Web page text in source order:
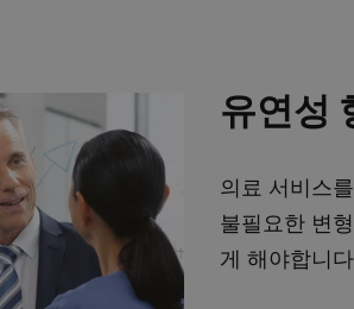
유연성
의료 서비스
불필요한 변
게 해야합니